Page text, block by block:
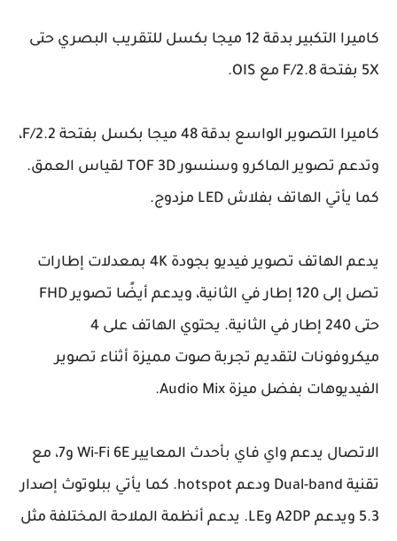
كاميرا التكبير بدقة 12 ميجا بكسل للتقريب البصري حتى
5X بفتحة F/2.8 مع OIS.
كاميرا التصوير الواسع بدقة 48 ميجا بكسل بفتحة F/2.2،
وتدعم تصوير الماكرو وسنسور TOF 3D لقياس العمق.
كما يأتي الهاتف بفلاش LED مزدوج.
يدعم الهاتف تصوير فيديو بجودة 4K بمعدلات إطارات
تصل إلى 120 إطار في الثانية، ويدعم أيضًا تصوير FHD
حتى 240 إطار في الثانية. يحتوي الهاتف على 4
ميكروفونات لتقديم تجربة صوت مميزة أثناء تصوير
الفيديوهات بفضل ميزة Audio Mix.
الاتصال يدعم واي فاي بأحدث المعايير Wi-Fi 6E و7، مع
تقنية Dual-band ودعم hotspot. كما يأتي ببلوتوث إصدار
5.3 ويدعم A2DP وLE. يدعم أنظمة الملاحة المختلفة مثل